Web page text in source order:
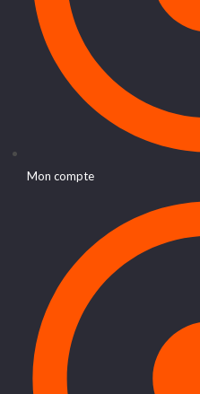
Mon compte